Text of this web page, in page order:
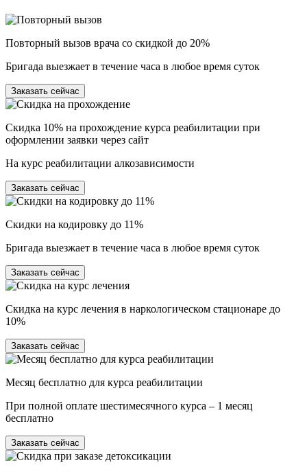
Повторный вызов врача со скидкой до 20%
Бригада выезжает в течение часа в любое время суток
Заказать сейчас
Скидка 10% на прохождение курса реабилитации при
оформлении заявки через сайт
На курс реабилитации алкозависимости
Заказать сейчас
Скидки на кодировку до 11%
Бригада выезжает в течение часа в любое время суток
Заказать сейчас
Скидка на курс лечения в наркологическом стационаре до
10%
Заказать сейчас
Месяц бесплатно для курса реабилитации
При полной оплате шестимесячного курса – 1 месяц
бесплатно
Заказать сейчас